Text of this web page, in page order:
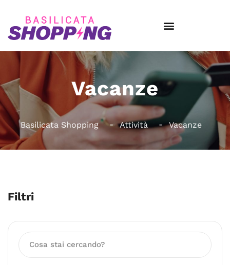
Vacanze
Basilicata Shopping Attività Vacanze
Filtri